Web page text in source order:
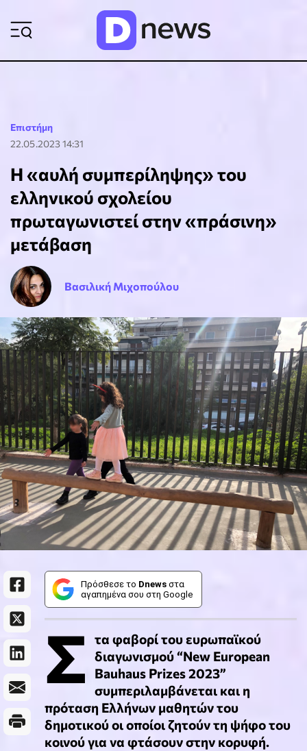
Επιστήμη
22.05.2023 14:31
Η «αυλή συμπερίληψης» του
ελληνικού σχολείου
πρωταγωνιστεί στην «πράσινη»
μετάβαση
Βασιλική Μιχοπούλου
Πρόσθεσε το Dnews στα
αγαπημένα σου στη Google
Σ τα φαβορί του ευρωπαϊκού
διαγωνισμού “New European
Bauhaus Prizes 2023”
συμπεριλαμβάνεται και η
πρόταση Ελλήνων μαθητών του
δημοτικού οι οποίοι ζητούν τη ψήφο του
κοινού για να φτάσουν στην κορυφή.